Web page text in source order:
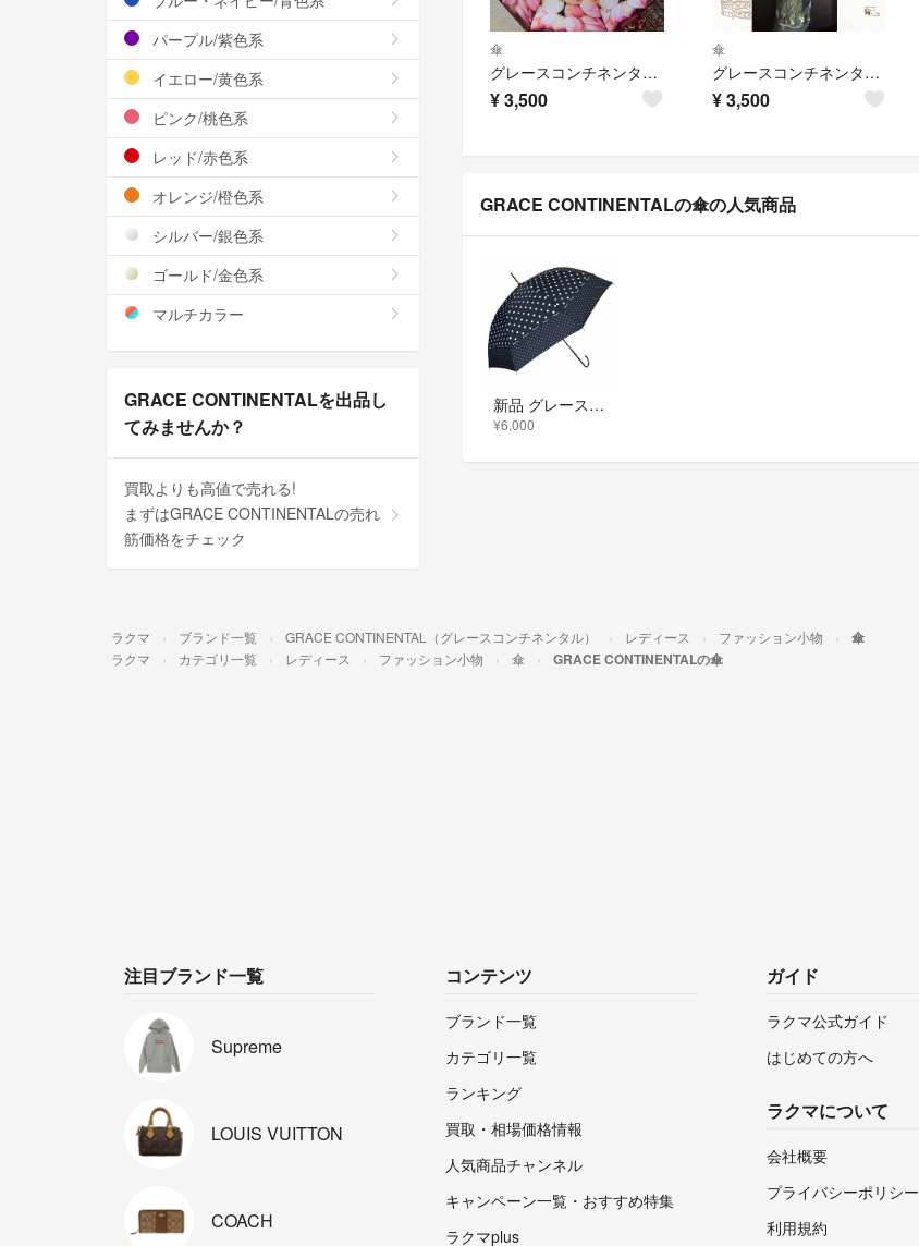
傘
グレースコンチネンタルのノベルティ傘
¥3,500
傘
グレースコンチネンタル☆傘
¥3,500
GRACE CONTINENTALの傘の人気商品
新品 グレースコンチネンタル 水玉 ドット 雨晴兼用 アンブレラ 傘
¥6,000
パープル/紫色系
イエロー/黄色系
ピンク/桃色系
レッド/赤色系
オレンジ/橙色系
シルバー/銀色系
ゴールド/金色系
マルチカラー
GRACE CONTINENTALを出品し
てみませんか？
買取よりも高値で売れる!
まずはGRACE CONTINENTALの売れ
筋価格をチェック
ラクマ ブランド一覧 GRACE CONTINENTAL（グレースコンチネンタル） レディース ファッション小物 傘
ラクマ カテゴリ一覧 レディース ファッション小物 傘 GRACE CONTINENTALの傘
注目ブランド一覧
Supreme
LOUIS VUITTON
COACH
コンテンツ
ブランド一覧
カテゴリ一覧
ランキング
買取・相場価格情報
人気商品チャンネル
キャンペーン一覧・おすすめ特集
ラクマplus
ガイド
ラクマ公式ガイド
はじめての方へ
ラクマについて
会社概要
プライバシーポリシー
利用規約